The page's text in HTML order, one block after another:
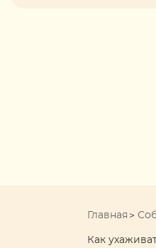
Главная
Как